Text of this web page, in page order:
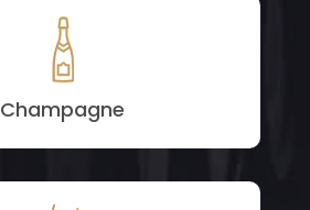
Champagne